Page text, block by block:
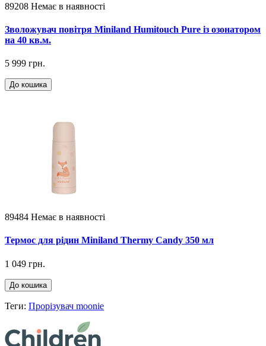
89208 Немає в наявності
Зволожувач повітря Miniland Humitouch Pure із озонатором
на 40 кв.м.
5 999 грн.
До кошика
89484 Немає в наявності
Термос для рідин Miniland Thermy Candy 350 мл
1 049 грн.
До кошика
Теги: Прорізувач moonie